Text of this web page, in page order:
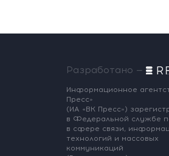
Разработано —
Информационное
Пресс»
(ИА «ВК Пресс»)
в Федеральной службе
в сфере связи,
технологий и массовых
коммуникаций